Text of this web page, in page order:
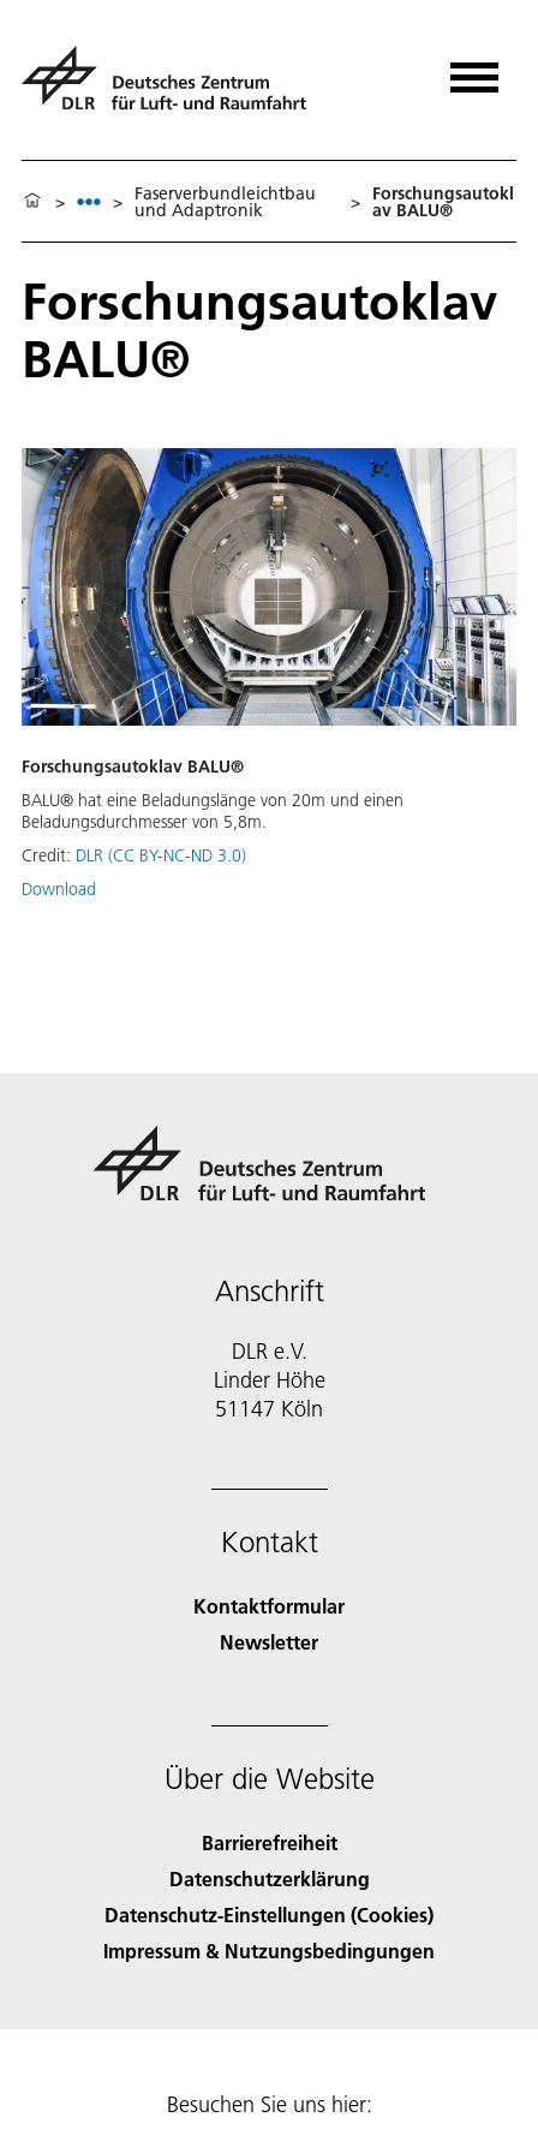
> > Faserverbundleichtbau
und Adaptronik > Forschungsautokl
av BALU®
Forschungsautoklav
BALU®
Forschungsautoklav BALU®
BALU® hat eine Beladungslänge von 20m und einen
Beladungsdurchmesser von 5,8m.
Credit: DLR (CC BY-NC-ND 3.0)
Download
Anschrift
DLR e.V.
Linder Höhe
51147 Köln
Kontakt
Kontaktformular
Newsletter
Über die Website
Barrierefreiheit
Datenschutzerklärung
Datenschutz-Einstellungen (Cookies)
Impressum & Nutzungsbedingungen
Besuchen Sie uns hier: